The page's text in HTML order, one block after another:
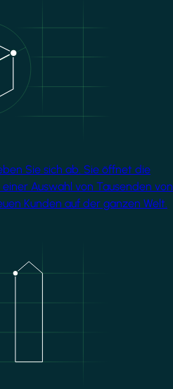
Sie sich ab. Sie öffnet die
Auswahl von Tausenden von
Kunden auf der ganzen Welt.